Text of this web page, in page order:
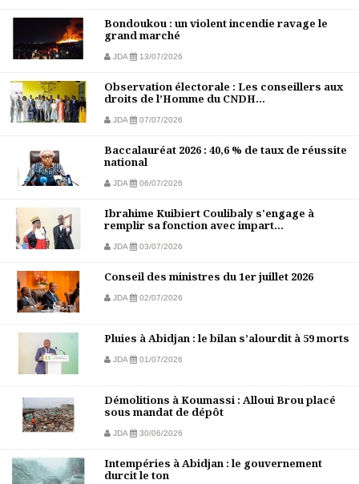
Bondoukou : un violent incendie ravage le
grand marché
JDA 13/07/2026
Observation électorale : Les conseillers aux
droits de l’Homme du CNDH...
JDA 07/07/2026
Baccalauréat 2026 : 40,6 % de taux de réussite
national
JDA 06/07/2026
Ibrahime Kuibiert Coulibaly s'engage à
remplir sa fonction avec impart...
JDA 03/07/2026
Conseil des ministres du 1er juillet 2026
JDA 02/07/2026
Pluies à Abidjan : le bilan s’alourdit à 59 morts
JDA 01/07/2026
Démolitions à Koumassi : Alloui Brou placé
sous mandat de dépôt
JDA 30/06/2026
Intempéries à Abidjan : le gouvernement
durcit le ton